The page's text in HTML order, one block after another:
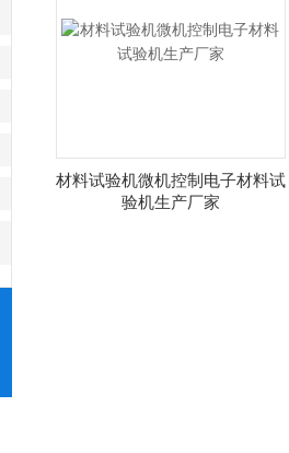
材料试验机微机控制电子材料试
验机生产厂家